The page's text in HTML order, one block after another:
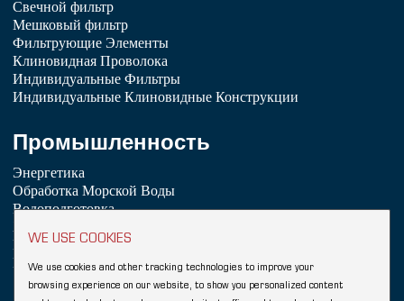
WE USE COOKIES
We use cookies and other tracking technologies to improve your
browsing experience on our website, to show you personalized content
Свечной фильтр
Мешковый фильтр
Фильтрующие Элементы
Клиновидная Проволока
Индивидуальные Фильтры
Индивидуальные Клиновидные Конструкции
Промышленность
Энергетика
Обработка Морской Воды
Водоподготовка
Химическая Промышленность
Нефтепереработка
Пищевая промышленность и напитки